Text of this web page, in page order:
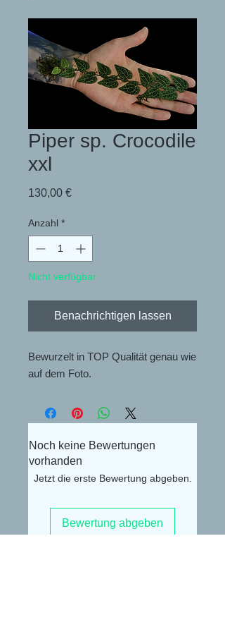
Piper sp. Crocodile
xxl
130,00 €Preis
Anzahl *
Nicht verfügbar
Benachrichtigen lassen
Bewurzelt in TOP Qualität genau wie
auf dem Foto.
Noch keine Bewertungen
vorhanden
Jetzt die erste Bewertung abgeben.
Bewertung abgeben